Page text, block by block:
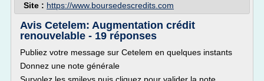
Site : https://www.boursedescredits.com
Avis Cetelem: Augmentation crédit
renouvelable - 19 réponses
Publiez votre message sur Cetelem en quelques instants
Donnez une note générale